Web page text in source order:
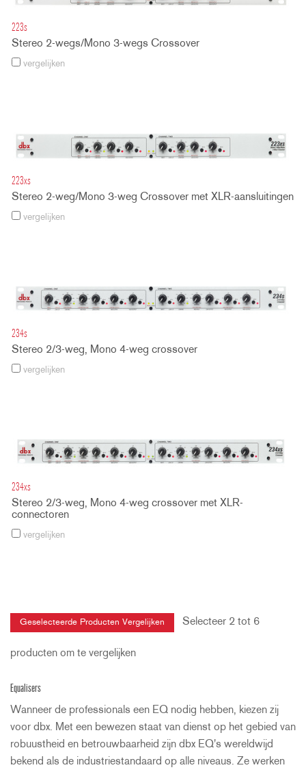
223s
Stereo 2-wegs/Mono 3-wegs Crossover
vergelijken
223xs
Stereo 2-weg/Mono 3-weg Crossover met XLR-aansluitingen
vergelijken
234s
Stereo 2/3-weg, Mono 4-weg crossover
vergelijken
234xs
Stereo 2/3-weg, Mono 4-weg crossover met XLR-
connectoren
vergelijken
Selecteer 2 tot 6
producten om te vergelijken
Equalisers
Wanneer de professionals een EQ nodig hebben, kiezen zij
voor dbx. Met een bewezen staat van dienst op het gebied van
robuustheid en betrouwbaarheid zijn dbx EQ's wereldwijd
bekend als de industriestandaard op alle niveaus. Ze werken